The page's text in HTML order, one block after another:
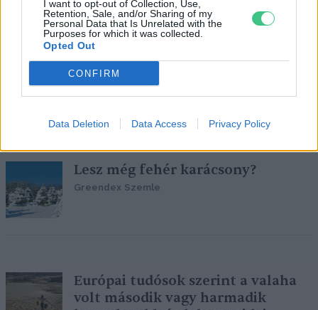
I want to opt-out of Collection, Use,
Retention, Sale, and/or Sharing of my
Personal Data that Is Unrelated with the
Purposes for which it was collected.
Opted Out
CONFIRM
Data Deletion Data Access Privacy Policy
Visszafordíthatatlannak tűnik az
Arktisz melegedése
Greendex Szemle
Lesz még fehér karácsony?
Greendex Szemle
Európai tudósok szerint a valaha
volt második vagy harmadik